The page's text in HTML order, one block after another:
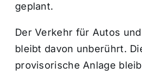
geplant.
Der Verkehr für Autos
bleibt davon unberührt.
provisorische Anlage